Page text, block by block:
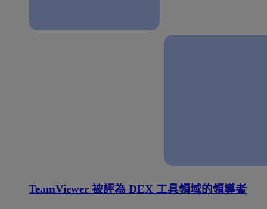
TeamViewer 被評為 DEX 工具領域的領導者